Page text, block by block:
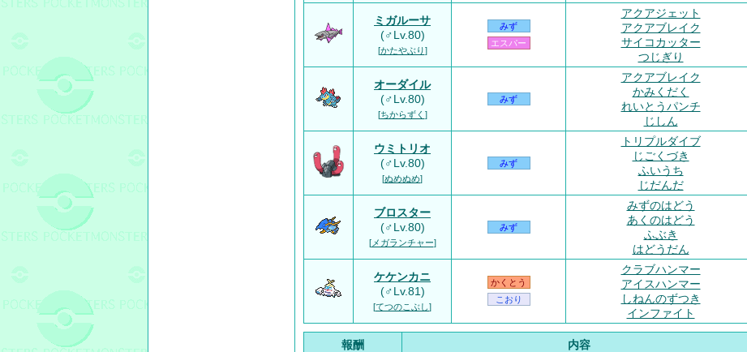
ミガルーサ
(♂Lv.80)
[かたやぶり]
みず
エスパー
アクアジェット
アクアブレイク
サイコカッター
つじぎり
オーダイル
(♂Lv.80)
[ちからずく ]
みず
アクアブレイク
かみくだく
れいとうパンチ
じしん
ウミトリオ
(♂Lv.80)
[ぬめぬめ]
みず
トリプルダイブ
じごくづき
ふいうち
じだんだ
ブロスター
(♂Lv.80)
[メガランチャー]
みず
みずのはどう
あくのはどう
ふぶき
はどうだん
ケケンカニ
(♂Lv.81)
[てつのこぶし]
かくとう
こおり
クラブハンマー
アイスハンマー
しねんのずつき
インファイト
報酬
内容